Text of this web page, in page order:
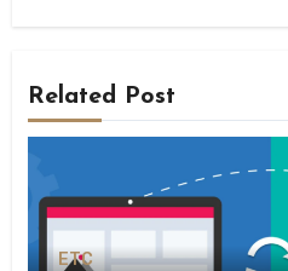
Related Post
ETC